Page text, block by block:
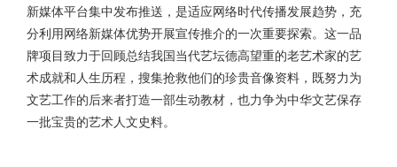
新媒体平台集中发布推送，是适应网络时代传播发展趋势，充
分利用网络新媒体优势开展宣传推介的一次重要探索。这一品
牌项目致力于回顾总结我国当代艺坛德高望重的老艺术家的艺
术成就和人生历程，搜集抢救他们的珍贵音像资料，既努力为
文艺工作的后来者打造一部生动教材，也力争为中华文艺保存
一批宝贵的艺术人文史料。